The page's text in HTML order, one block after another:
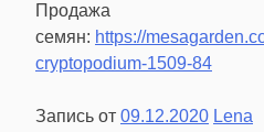
Продажа
семян: https://
cryptopodium-1509-84
Запись от 09.12.2020 Lena